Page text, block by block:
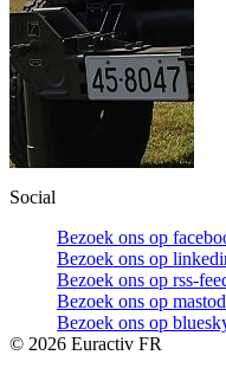
Social
Bezoek ons op
Bezoek ons op
Bezoek ons op rss-
Bezoek ons op
Bezoek ons op
© 2026 Euractiv FR